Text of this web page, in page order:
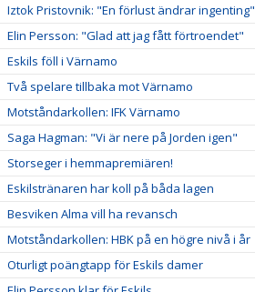
Iztok Pristovnik: "En förlust ändrar ingenting"
Elin Persson: "Glad att jag fått förtroendet"
Eskils föll i Värnamo
Två spelare tillbaka mot Värnamo
Motståndarkollen: IFK Värnamo
Saga Hagman: "Vi är nere på Jorden igen"
Storseger i hemmapremiären!
Eskilstränaren har koll på båda lagen
Besviken Alma vill ha revansch
Motståndarkollen: HBK på en högre nivå i år
Oturligt poängtapp för Eskils damer